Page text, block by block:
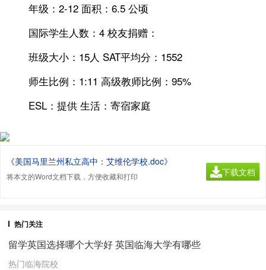
年级：2-12 面积：6.5 公顷
国际学生人数：4 校友捐赠：
班级大小：15人 SAT平均分：1552
师生比例：1:11 高级教师比例：95%
ESL：提供 生活：寄宿家庭
《美国马里兰州私立高中：艾维伦学校.doc》
将本文的Word文档下载，方便收藏和打印 下载文档
热门关注
留学英国选择哪个大学好 英国临海大学有哪些
热门临海院校